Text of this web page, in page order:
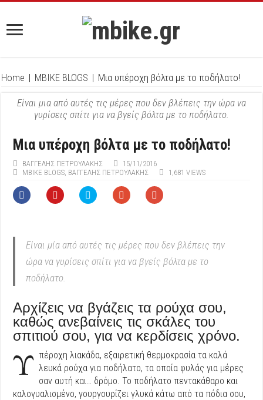
Home | MBIKE BLOGS | Μια υπέροχη βόλτα με το ποδήλατο!
Είναι μια από αυτές τις μέρες που δεν βλέπεις την ώρα να
γυρίσεις σπίτι για να βγείς βόλτα με το ποδήλατο.
Μια υπέροχη βόλτα με το ποδήλατο!
ΒΑΓΓΈΛΗΣ ΠΕΤΡΟΥΛΆΚΗΣ
15/11/2016
MBIKE BLOGS ΒΑΓΓΈΛΗΣ ΠΕΤΡΟΥΛΆΚΗΣ 1,681 VIEWS
Είναι μία από αυτές τις μέρες που δεν βλέπεις την
ώρα να γυρίσεις σπίτι για να βγείς βόλτα με το
ποδήλατο.
Αρχίζεις να βγάζεις τα ρούχα σου,
καθώς ανεβαίνεις τις σκάλες του
σπιτιού σου, για να κερδίσεις χρόνο.
Υ πέροχη λιακάδα, εξαιρετική θερμοκρασία τα καλά
λευκά ρούχα για ποδήλατο, τα οποία φυλάς για μέρες
σαν αυτή και… δρόμο. Το ποδήλατο πεντακάθαρο και
καλογυαλισμένο, γουργουρίζει γλυκά κάτω από τα πόδια σου,